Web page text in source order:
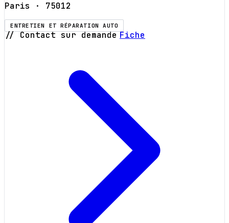
Paris · 75012
ENTRETIEN ET RÉPARATION AUTO
// Contact sur demande Fiche